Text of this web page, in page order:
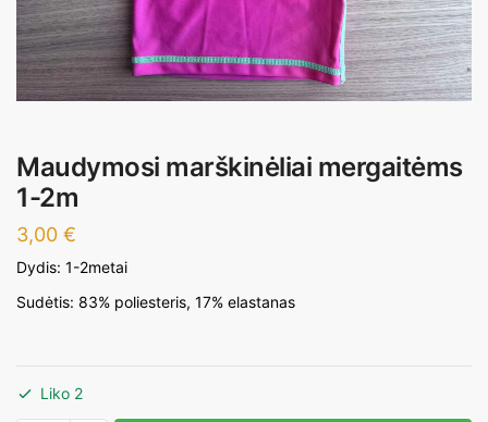
Maudymosi marškinėliai mergaitėms
1-2m
3,00 €
Dydis: 1-2metai
Sudėtis: 83% poliesteris, 17% elastanas
Liko 2